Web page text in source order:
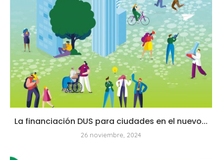
La financiación DUS para ciudades en el nuevo...
26 noviembre, 2024